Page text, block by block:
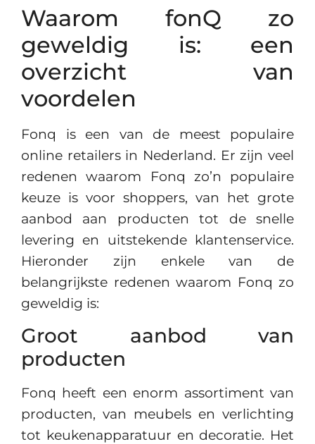
Waarom fonQ zo
geweldig is: een
overzicht van
voordelen
Fonq is een van de meest populaire
online retailers in Nederland. Er zijn veel
redenen waarom Fonq zo’n populaire
keuze is voor shoppers, van het grote
aanbod aan producten tot de snelle
levering en uitstekende klantenservice.
Hieronder zijn enkele van de
belangrijkste redenen waarom Fonq zo
geweldig is:
Groot aanbod van
producten
Fonq heeft een enorm assortiment van
producten, van meubels en verlichting
tot keukenapparatuur en decoratie. Het